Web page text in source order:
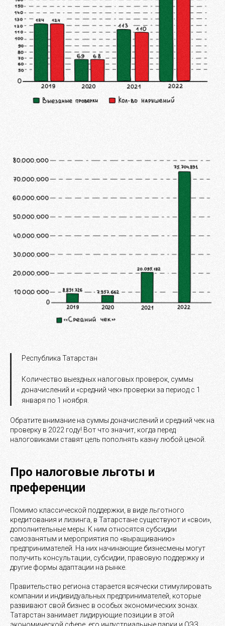
Республика Татарстан
Количество выездных налоговых проверок, суммы
доначислений и «средний чек» проверки за период с 1
января по 1 ноября.
Обратите внимание на суммы доначислений и средний чек на
проверку в 2022 году! Вот что значит, когда перед
налоговиками ставят цель пополнять казну любой ценой.
Про налоговые льготы и
преференции
Помимо классической поддержки, в виде льготного
кредитования и лизинга, в Татарстане существуют и «свои»,
дополнительные меры. К ним относятся субсидии
самозанятым и мероприятия по «выращиванию»
предпринимателей. На них начинающие бизнесмены могут
получить консультации, субсидии, правовую поддержку и
другие формы адаптации на рынке.
Правительство региона старается всячески стимулировать
компании и индивидуальных предпринимателей, которые
развивают свой бизнес в особых экономических зонах.
Татарстан занимает лидирующие позиции в этой
экономической сфере, его индустриальные парки и ОЭЗ